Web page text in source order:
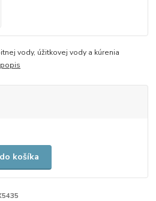
vody, úžitkovej vody a kúrenia
košíka